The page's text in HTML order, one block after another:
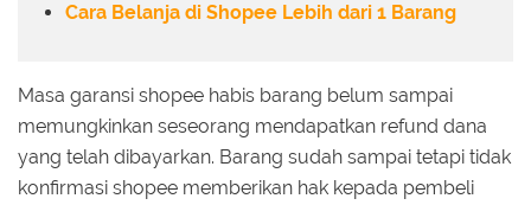
Cara Belanja di Shopee Lebih dari 1 Barang
Masa garansi shopee habis barang belum sampai
memungkinkan seseorang mendapatkan refund dana
yang telah dibayarkan. Barang sudah sampai tetapi tidak
konfirmasi shopee memberikan hak kepada pembeli